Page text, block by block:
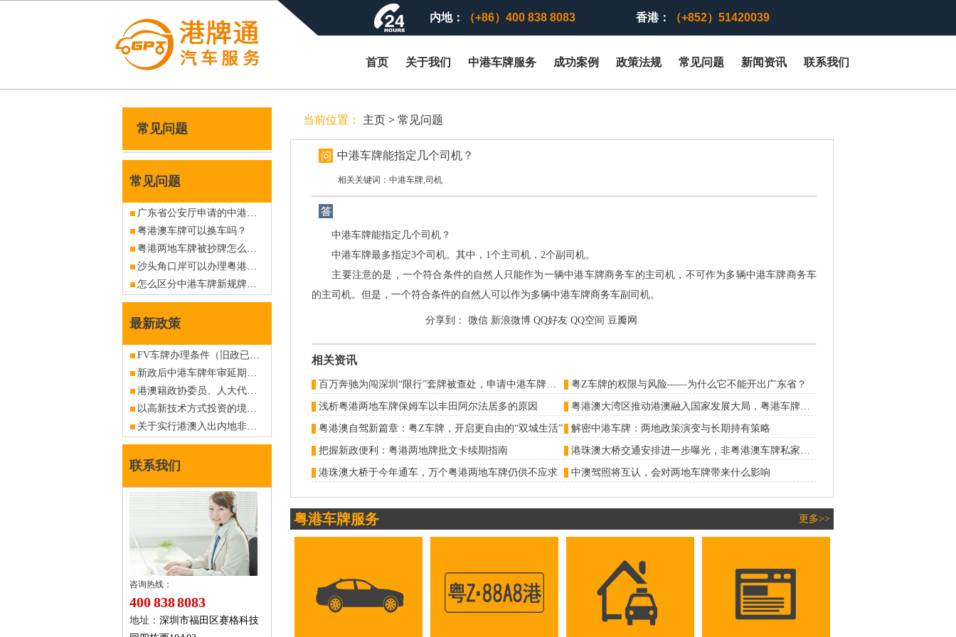
内地： （+86）400 838 8083 香港： （+852）51420039
首页 关于我们 中港车牌服务 成功案例 政策法规 常见问题 新闻资讯 联系我们
常见问题
常见问题
广东省公安厅申请的中港车牌使用期限有多久？
粤港澳车牌可以换车吗？
粤港两地车牌被抄牌怎么办？
沙头角口岸可以办理粤港车牌吗？有没现牌出售？
怎么区分中港车牌新规牌与旧规牌
最新政策
FV车牌办理条件（旧政已作废，仅供查阅）
新政后中港车牌年审延期相关
港澳籍政协委员、人大代表、高端人才等申请香港入出内地商务车深港粤Z车牌
以高新技术方式投资的境外商户申请香港入出内地商务车深港粤Z车牌指标
关于实行港澳入出内地非营运客车6年内免检政策的公告
联系我们
咨询热线：
400 838 8083
地址： 深圳市福田区赛格科技
当前位置： 主页 > 常见问题
中港车牌能指定几个司机？
相关关键词：中港车牌,司机
中港车牌能指定几个司机？
中港车牌最多指定3个司机。其中，1个主司机，2个副司机。
主要注意的是，一个符合条件的自然人只能作为一辆中港车牌商务车的主司机，不可作为多辆中港车牌商务车
的主司机。但是，一个符合条件的自然人可以作为多辆中港车牌商务车副司机。
分享到： 微信 新浪微博 QQ好友 QQ空间 豆瓣网
相关资讯
百万奔驰为闯深圳“限行”套牌被查处，申请中港车牌可免受“限行”困扰！ 粤Z车牌的权限与风险——为什么它不能开出广东省？
浅析粤港两地车牌保姆车以丰田阿尔法居多的原因 粤港澳大湾区推动港澳融入国家发展大局，粤港车牌地位进一步提升
粤港澳自驾新篇章：粤Z车牌，开启更自由的“双城生活” 解密中港车牌：两地政策演变与长期持有策略
把握新政便利：粤港两地牌批文卡续期指南 港珠澳大桥交通安排进一步曝光，非粤港澳车牌私家车“泊车转乘”模式初拟定
港珠澳大桥于今年通车，万个粤港两地车牌仍供不应求 中澳驾照将互认，会对两地车牌带来什么影响
粤港车牌服务 更多>>